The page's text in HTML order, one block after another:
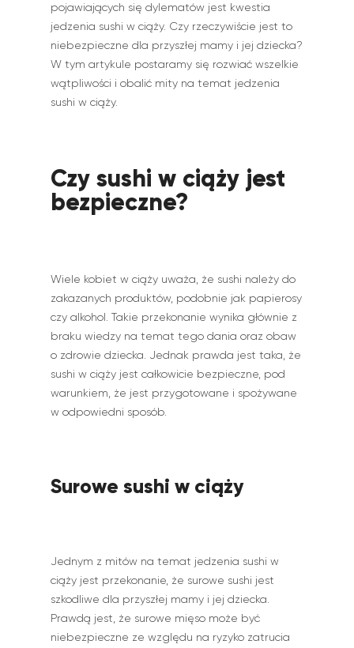
pojawiających się dylematów jest kwestia
jedzenia sushi w ciąży. Czy rzeczywiście jest to
niebezpieczne dla przyszłej mamy i jej dziecka?
W tym artykule postaramy się rozwiać wszelkie
wątpliwości i obalić mity na temat jedzenia
sushi w ciąży.
Czy sushi w ciąży jest
bezpieczne?
Wiele kobiet w ciąży uważa, że sushi należy do
zakazanych produktów, podobnie jak papierosy
czy alkohol. Takie przekonanie wynika głównie z
braku wiedzy na temat tego dania oraz obaw
o zdrowie dziecka. Jednak prawda jest taka, że
sushi w ciąży jest całkowicie bezpieczne, pod
warunkiem, że jest przygotowane i spożywane
w odpowiedni sposób.
Surowe sushi w ciąży
Jednym z mitów na temat jedzenia sushi w
ciąży jest przekonanie, że surowe sushi jest
szkodliwe dla przyszłej mamy i jej dziecka.
Prawdą jest, że surowe mięso może być
niebezpieczne ze względu na ryzyko zatrucia